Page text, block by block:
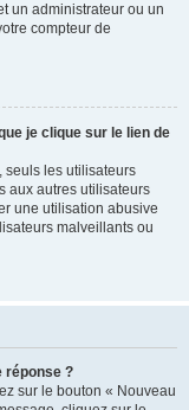
un administrateur ou un
compteur de
je clique sur le lien de
seuls les utilisateurs
aux autres utilisateurs
une utilisation abusive
malveillants ou
réponse ?
sur le bouton « Nouveau